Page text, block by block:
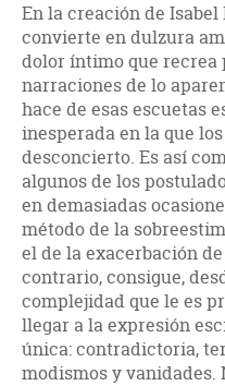
En la creación de Isabel
convierte en dulzura
dolor íntimo que recrea
narraciones de lo
hace de esas escuetas
inesperada en la que
desconcierto. Es así
algunos de los
en demasiadas
método de la
el de la exacerbación
contrario, consigue,
complejidad que le es
llegar a la expresión
única: contradictoria,
modismos y vanidades.